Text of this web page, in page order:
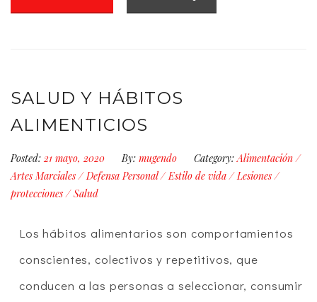
SALUD Y HÁBITOS
ALIMENTICIOS
Posted: 21 mayo, 2020 By: mugendo Category: Alimentación/
Artes Marciales/Defensa Personal/Estilo de vida/Lesiones/
protecciones/Salud
Los hábitos alimentarios son comportamientos
conscientes, colectivos y repetitivos, que
conducen a las personas a seleccionar, consumir